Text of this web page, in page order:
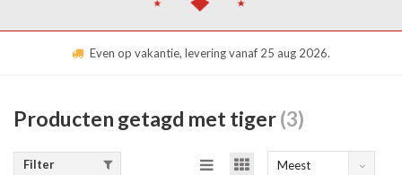
Even op vakantie, levering vanaf 25 aug 2026.
Producten getagd met tiger(3)
Filter
Meest